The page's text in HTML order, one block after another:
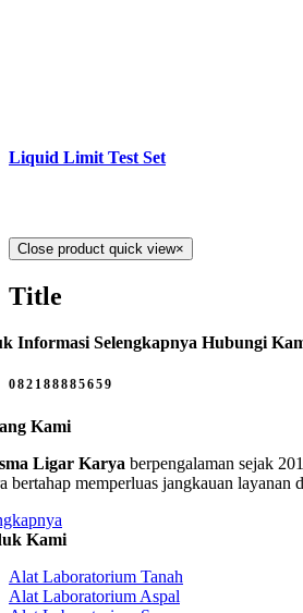
Liquid Limit Test Set
Close product quick view×
Title
Informasi Selengkapnya Hubungi
082188885659
Kami
Ligar Karya berpengalaman sejak
bertahap memperluas jangkauan
Kami
Alat Laboratorium Tanah
Alat Laboratorium Aspal